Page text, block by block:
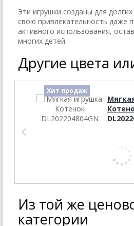
Эти игрушки созданы для
свою привлекательность даже
активного использования,
многих детей.
Другие цвета
Хит продаж
Из той же
категории